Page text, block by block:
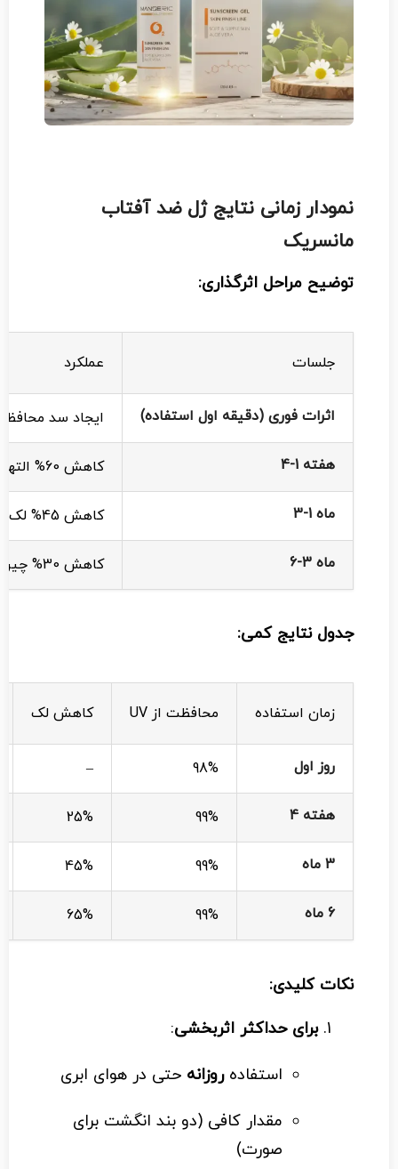
نمودار زمانی نتایج ژل ضد آفتاب
مانسریک
توضیح مراحل اثرگذاری:
جلسات عملکرد
اثرات فوری (دقیقه اول استفاده) ایجاد سد
هفته 1-4 کاهش 60% التهاب و قرمزی پوست
ماه 1-3 کاهش 45% لک‌های موجود
ماه 3-6 کاهش 30% چین‌وچروک سطحی
جدول نتایج کمی:
زمان استفاده محافظت از UV کاهش لک
روز اول 98%
–
هفته 4 99%
25%
3 ماه 99%
45%
6 ماه 99%
65%
نکات کلیدی:
برای حداکثر اثربخشی:
استفادهروزانه حتی در هوای ابری
مقدار کافی (دو بند انگشت برای
صورت)